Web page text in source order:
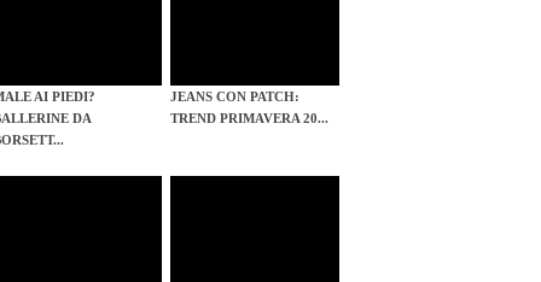
AI PIEDI?
DA
JEANS CON PATCH:
TREND PRIMAVERA 20...